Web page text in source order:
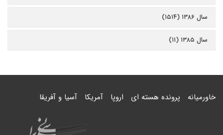
سال ۱۳۸۶ (۱۵۱۴)
سال ۱۳۸۵ (۱۱)
خاورمیانه پرونده هسته ای اروپا آمریکا آسیا و آفریقا